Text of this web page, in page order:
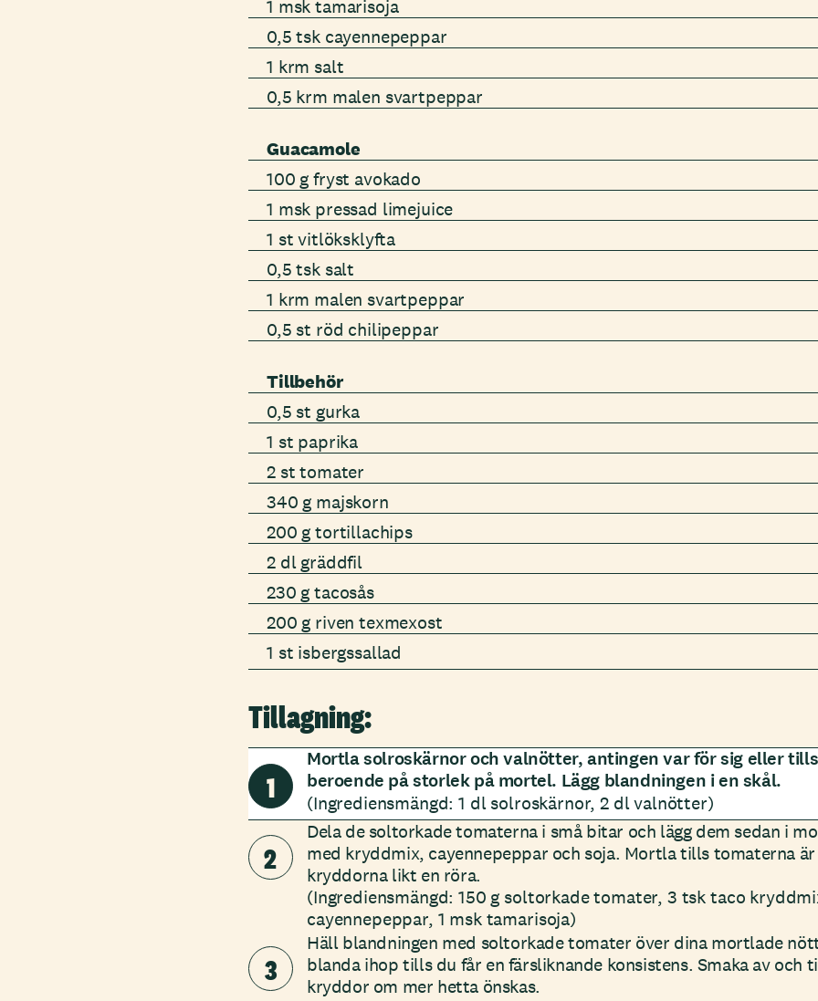
1 msk tamarisoja
0,5 tsk cayennepeppar
1 krm salt
0,5 krm malen svartpeppar
Guacamole
100 g fryst avokado
1 msk pressad limejuice
1 st vitlöksklyfta
0,5 tsk salt
1 krm malen svartpeppar
0,5 st röd chilipeppar
Tillbehör
0,5 st gurka
1 st paprika
2 st tomater
340 g majskorn
200 g tortillachips
2 dl gräddfil
230 g tacosås
200 g riven texmexost
1 st isbergssallad
Tillagning:
1
Mortla solroskärnor och valnötter, antingen var för sig eller
beroende på storlek på mortel. Lägg blandningen i en skål.
(Ingrediensmängd: 1 dl solroskärnor, 2 dl valnötter)
2
Dela de soltorkade tomaterna i små bitar och lägg dem sedan i
med kryddmix, cayennepeppar och soja. Mortla tills tomaterna
kryddorna likt en röra.
(Ingrediensmängd: 150 g soltorkade tomater, 3 tsk taco
cayennepeppar, 1 msk tamarisoja)
3
Häll blandningen med soltorkade tomater över dina mortlade
blanda ihop tills du får en färsliknande konsistens. Smaka av
kryddor om mer hetta önskas.